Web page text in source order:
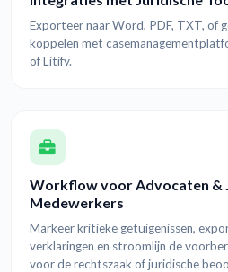
Exporteer naar Word, PDF, TXT, of
koppelen met
of Litify.
Workflow voor Advocaten &
Medewerkers
Markeer kritieke getuigenissen,
verklaringen en stroomlijn de
voor de rechtszaak of juridische